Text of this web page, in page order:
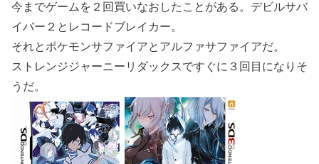
今までゲームを２回買いなおしたことがある。デビルサバ
イバー２とレコードブレイカー。
それとポケモンサファイアとアルファサファイアだ。
ストレンジジャーニーリダックスですぐに３回目になりそ
うだ。